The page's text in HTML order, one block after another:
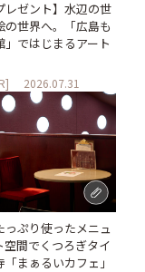
レゼント】水辺の世
の世界へ。「広島も
」ではじまるアート
2026.07.31
っぷり使ったメニュ
間でくつろぎタイ
まぁるいカフェ」